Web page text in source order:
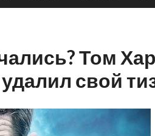
Том
свой